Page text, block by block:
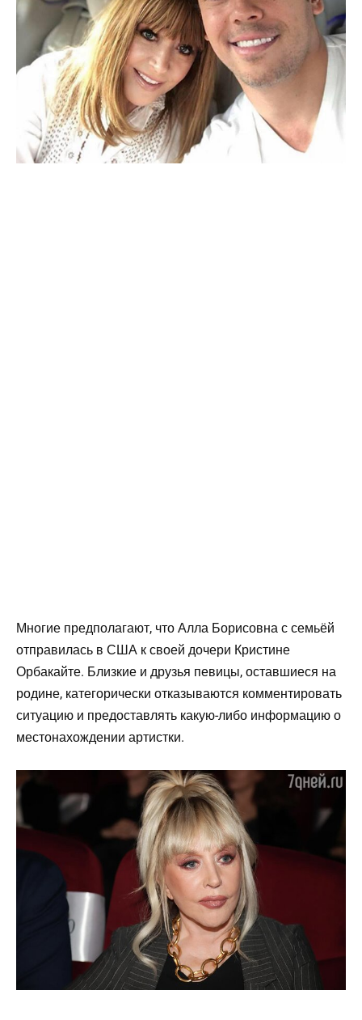
Многие предполагают, что Алла Борисовна с семьёй
отправилась в США к своей дочери Кристине
Орбакайте. Близкие и друзья певицы, оставшиеся на
родине, категорически отказываются комментировать
ситуацию и предоставлять какую-либо информацию о
местонахождении артистки.